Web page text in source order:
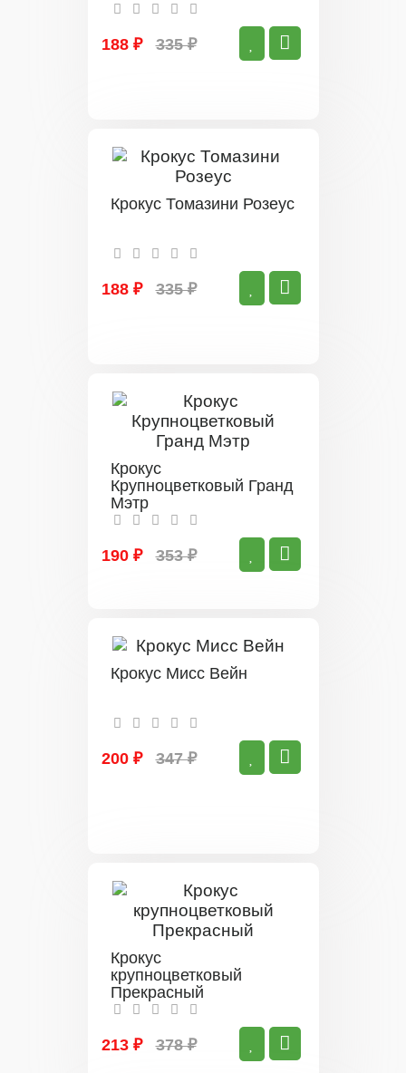
188 ₽ 335 ₽
Крокус Томазини Розеус
188 ₽ 335 ₽
Крокус
Крупноцветковый Гранд
Мэтр
190 ₽ 353 ₽
Крокус Мисс Вейн
200 ₽ 347 ₽
Крокус
крупноцветковый
Прекрасный
213 ₽ 378 ₽